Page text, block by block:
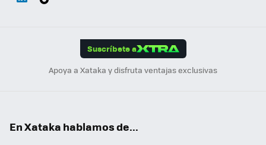
Suscríbete a
Apoya a Xataka y disfruta ventajas exclusivas
En Xataka hablamos de...